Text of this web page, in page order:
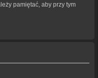
pamiętać, aby przy tym